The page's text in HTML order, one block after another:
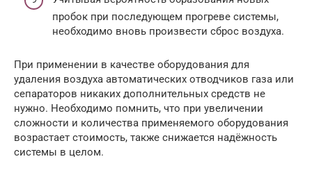
пробок при последующем прогреве системы,
необходимо вновь произвести сброс воздуха.
При применении в качестве оборудования для
удаления воздуха автоматических отводчиков газа или
сепараторов никаких дополнительных средств не
нужно. Необходимо помнить, что при увеличении
сложности и количества применяемого оборудования
возрастает стоимость, также снижается надёжность
системы в целом.